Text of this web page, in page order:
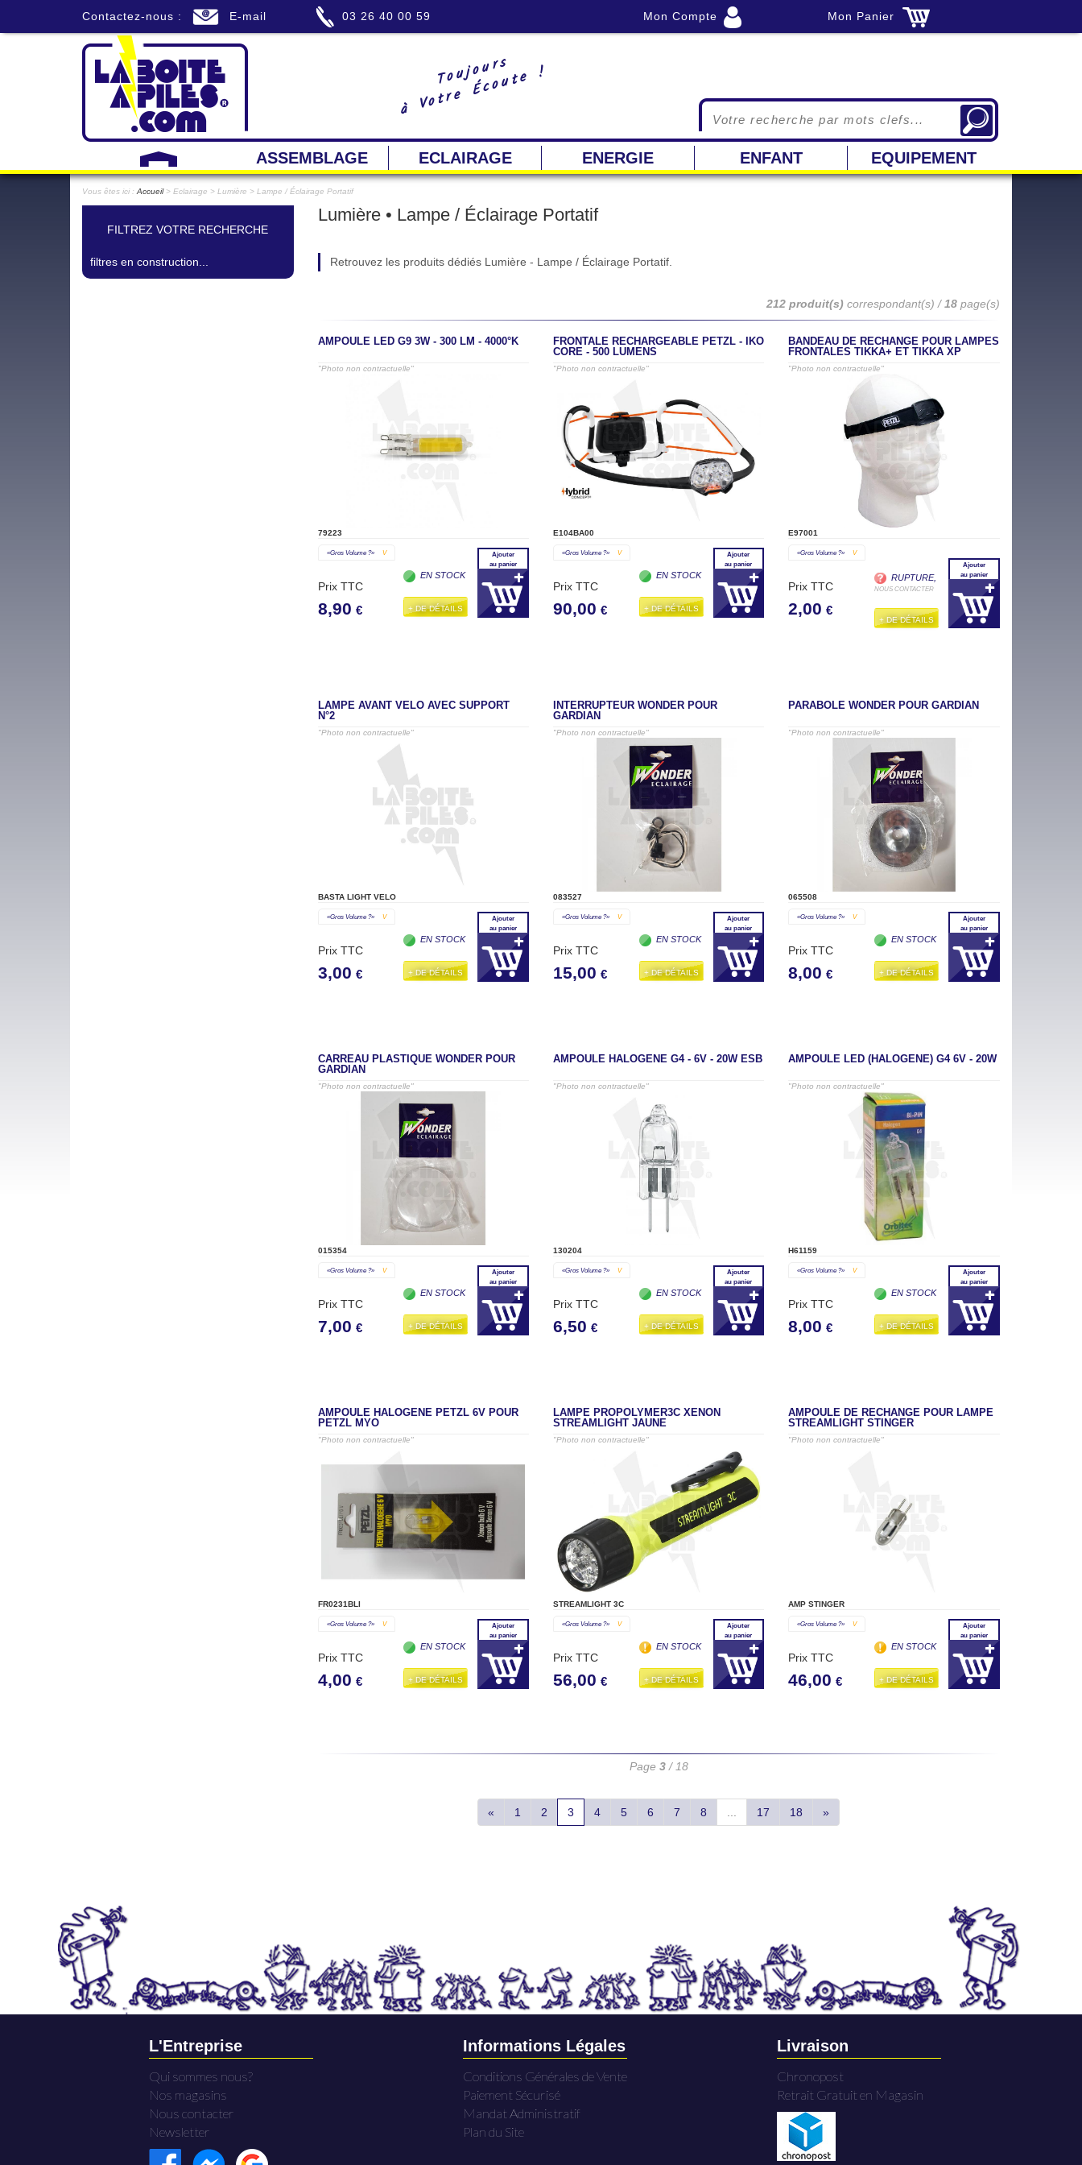
Contactez-nous : E-mail 03 26 40 00 59 Mon Compte Mon Panier
Toujours
à Votre Écoute !
ASSEMBLAGE ECLAIRAGE ENERGIE ENFANT EQUIPEMENT
Vous êtes ici : Accueil> Eclairage > Lumière > Lampe / Éclairage Portatif
FILTREZ VOTRE RECHERCHE
filtres en construction...
Lumière • Lampe / Éclairage Portatif
Retrouvez les produits dédiés Lumière - Lampe / Éclairage Portatif.
212 produit(s) correspondant(s) /18 page(s)
AMPOULE LED G9 3W - 300 LM - 4000°K
"Photo non contractuelle"
79223
«gros Volume ?» V
Prix TTC
8,90 €
EN STOCK
+ DE DÉTAILS
Ajouter
au panier
FRONTALE RECHARGEABLE PETZL - IKO
CORE - 500 LUMENS
"Photo non contractuelle"
E104BA00
«gros Volume ?» V
Prix TTC
90,00 €
EN STOCK
+ DE DÉTAILS
Ajouter
au panier
BANDEAU DE RECHANGE POUR LAMPES
FRONTALES TIKKA+ ET TIKKA XP
"Photo non contractuelle"
E97001
«gros Volume ?» V
Prix TTC
2,00 €
RUPTURE,
NOUS CONTACTER
+ DE DÉTAILS
Ajouter
au panier
LAMPE AVANT VELO AVEC SUPPORT
N°2
"Photo non contractuelle"
BASTA LIGHT VELO
«gros Volume ?» V
Prix TTC
3,00 €
EN STOCK
+ DE DÉTAILS
Ajouter
au panier
INTERRUPTEUR WONDER POUR
GARDIAN
"Photo non contractuelle"
083527
«gros Volume ?» V
Prix TTC
15,00 €
EN STOCK
+ DE DÉTAILS
Ajouter
au panier
PARABOLE WONDER POUR GARDIAN
"Photo non contractuelle"
065508
«gros Volume ?» V
Prix TTC
8,00 €
EN STOCK
+ DE DÉTAILS
Ajouter
au panier
CARREAU PLASTIQUE WONDER POUR
GARDIAN
"Photo non contractuelle"
015354
«gros Volume ?» V
Prix TTC
7,00 €
EN STOCK
+ DE DÉTAILS
Ajouter
au panier
AMPOULE HALOGENE G4 - 6V - 20W ESB
"Photo non contractuelle"
130204
«gros Volume ?» V
Prix TTC
6,50 €
EN STOCK
+ DE DÉTAILS
Ajouter
au panier
AMPOULE LED (HALOGENE) G4 6V - 20W
"Photo non contractuelle"
H61159
«gros Volume ?» V
Prix TTC
8,00 €
EN STOCK
+ DE DÉTAILS
Ajouter
au panier
AMPOULE HALOGENE PETZL 6V POUR
PETZL MYO
"Photo non contractuelle"
FR0231BLI
«gros Volume ?» V
Prix TTC
4,00 €
EN STOCK
+ DE DÉTAILS
Ajouter
au panier
LAMPE PROPOLYMER3C XENON
STREAMLIGHT JAUNE
"Photo non contractuelle"
STREAMLIGHT 3C
«gros Volume ?» V
Prix TTC
56,00 €
EN STOCK
+ DE DÉTAILS
Ajouter
au panier
AMPOULE DE RECHANGE POUR LAMPE
STREAMLIGHT STINGER
"Photo non contractuelle"
AMP STINGER
«gros Volume ?» V
Prix TTC
46,00 €
EN STOCK
+ DE DÉTAILS
Ajouter
au panier
Page 3/ 18
« 1 2 3 4 5 6 7 8 17 18 »
L'Entreprise
Qui sommes nous?
Nos magasins
Nous contacter
Newsletter
Informations Légales
Conditions Générales de Vente
Paiement Sécurisé
Mandat Administratif
Plan du Site
Livraison
Chronopost
Retrait Gratuit en Magasin